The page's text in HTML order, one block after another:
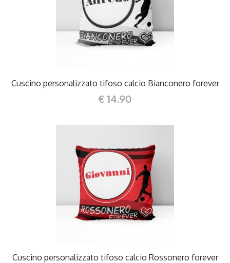
DETTAGLI
Cuscino personalizzato tifoso calcio Bianconero forever
€ 14.90
DETTAGLI
Cuscino personalizzato tifoso calcio Rossonero forever